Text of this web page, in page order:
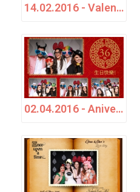
14.02.2016 - Valentine's Day - Chloe Photo Booth
02.04.2016 - Aniversare - Adrian